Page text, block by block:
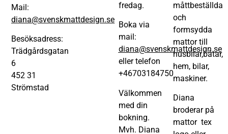
Mail:
diana@svenskmattdesign.se
Besöksadress:
Trädgårdsgatan
6
452 31
Strömstad
fredag.
Boka via
mail:
diana@svenskmattdesign.se
eller telefon
+46703184750
Välkommen
med din
bokning.
Mvh. Diana
måttbeställda
och
formsydda
mattor till
husbilar,båtar,
hem, bilar,
maskiner.
Diana
broderar på
mattor tex